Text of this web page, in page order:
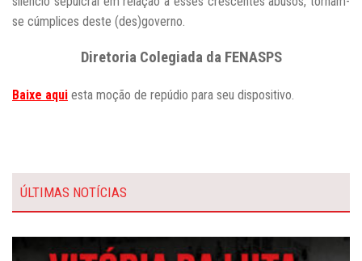
se cúmplices deste (des)governo.
Diretoria Colegiada da FENASPS
Baixe aqui esta moção de repúdio para seu dispositivo.
ÚLTIMAS NOTÍCIAS